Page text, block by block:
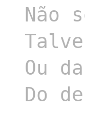
Não
Ou
Do